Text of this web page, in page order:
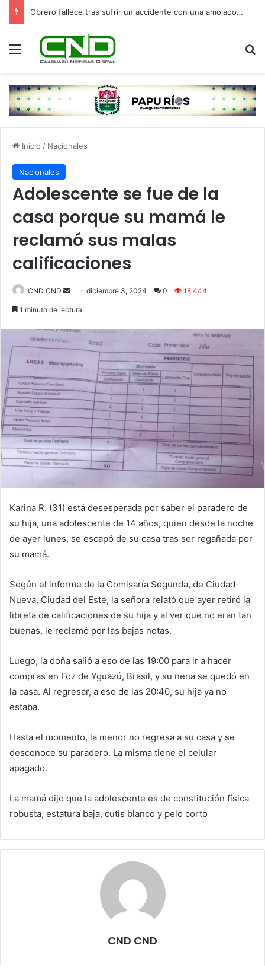
Obrero fallece tras sufrir un accidente con una amoladora en Canindeyú
Menú
Inicio / Nacionales
Nacionales
Adolescente se fue de la
casa porque su mamá le
reclamó sus malas
calificaciones
CND CND
Senddiciembre 3, 2024 0 18.444
1 minuto de lectura
Karina R. (31) está desesperada por saber el paradero de
su hija, una adolescente de 14 años, quien desde la noche
de ayer lunes, se escapó de su casa tras ser regañada por
su mamá.
Según el informe de la Comisaría Segunda, de Ciudad
Nueva, Ciudad del Este, la señora relató que ayer retiró la
libreta de calificaciones de su hija y al ver que no eran tan
buenas, le reclamó por las bajas notas.
Luego, la doña salió a eso de las 19:00 para ir a hacer
compras en Foz de Yguazú, Brasil, y su nena se quedó en
la casa. Al regresar, a eso de las 20:40, su hija ya no
estaba.
Hasta el momento, la menor no regresa a su casa y se
desconoce su paradero. La misma tiene el celular
apagado.
La mamá dijo que la adolescente es de constitución física
robusta, estatura baja, cutis blanco y pelo corto
CND CND